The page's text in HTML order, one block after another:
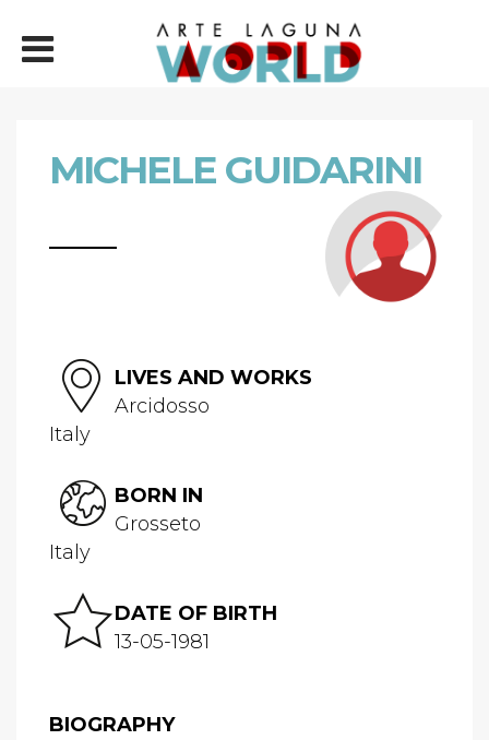
MICHELE GUIDARINI
LIVES AND WORKS
Arcidosso
Italy
BORN IN
Grosseto
Italy
DATE OF BIRTH
13-05-1981
BIOGRAPHY